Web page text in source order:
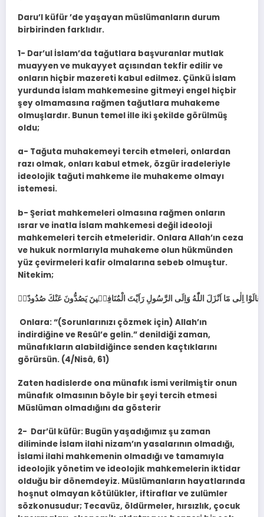
Daru’l küfür ’de yaşayan müslümanların durum
birbirinden farklıdır.
1- Dar’ul İslam’da tağutlara başvuranlar mutlak
muayyen ve mukayyet açısından tekfir edilir ve
onların hiçbir mazereti kabul edilmez. Çünkü İslam
yurdunda İslam mahkemesine gitmeyi engel hiçbir
şey olmamasına rağmen tağutlara muhakeme
olmuşlardır. Bunun temel ille iki şekilde görülmüş
oldu;
a- Tağuta muhakemeyi tercih etmeleri, onlardan
razı olmak, onları kabul etmek, özgür iradeleriyle
ideolojik tağuti mahkeme ile muhakeme olmayı
istemesi.
b- Şeriat mahkemeleri olmasına rağmen onların
ısrar ve inatla İslam mahkemesi değil ideoloji
mahkemeleri tercih etmeleridir. Onlara Allah’ın ceza
ve hukuk normlarıyla muhakeme olun hükmünden
yüz çevirmeleri kafir olmalarına sebeb olmuştur.
Nitekim;
Onlara: “(Sorunlarınızı çözmek için) Allah’ın
indirdiğine ve Resûl’e gelin.” denildiği zaman,
münafıkların alabildiğince senden kaçtıklarını
görürsün. (4/Nisâ, 61)
Zaten hadislerde ona münafık ismi verilmiştir onun
münafık olmasının böyle bir şeyi tercih etmesi
Müslüman olmadığını da gösterir
2- Dar’ül küfür: Bugün yaşadığımız şu zaman
diliminde İslam ilahi nizam’ın yasalarının olmadığı,
İslami ilahi mahkemenin olmadığı ve tamamıyla
ideolojik yönetim ve ideolojik mahkemelerin iktidar
olduğu bir dönemdeyiz. Müslümanların hayatlarında
hoşnut olmayan kötülükler, iftiraflar ve zulümler
sözkonusudur; Tecavüz, öldürmeler, hırsızlık, çocuk